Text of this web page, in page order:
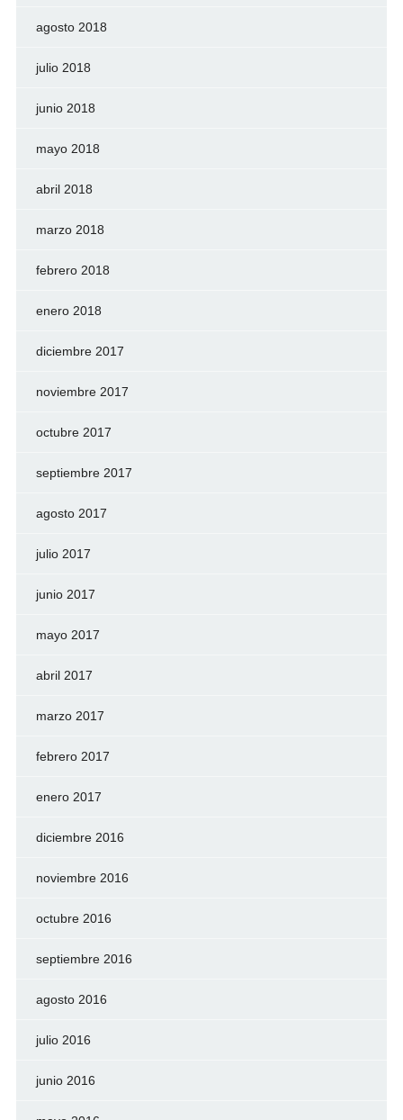
agosto 2018
julio 2018
junio 2018
mayo 2018
abril 2018
marzo 2018
febrero 2018
enero 2018
diciembre 2017
noviembre 2017
octubre 2017
septiembre 2017
agosto 2017
julio 2017
junio 2017
mayo 2017
abril 2017
marzo 2017
febrero 2017
enero 2017
diciembre 2016
noviembre 2016
octubre 2016
septiembre 2016
agosto 2016
julio 2016
junio 2016